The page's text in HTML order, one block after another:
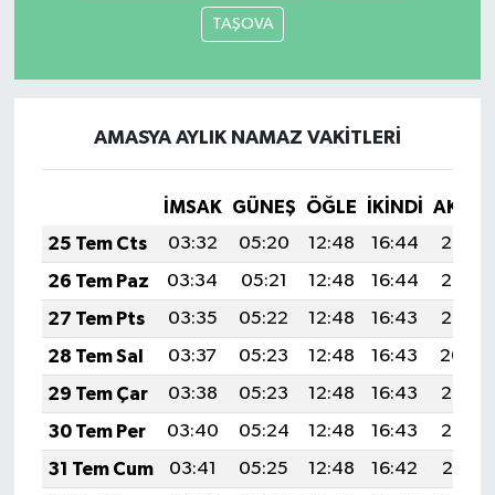
TAŞOVA
AMASYA AYLIK NAMAZ VAKITLERI
İMSAK GÜNEŞ ÖĞLE İKINDI
25 Tem Cts
03:32 05:20 12:48 16:44
20:07
26 Tem Paz
03:34 05:21 12:48 16:44
20:06
27 Tem Pts
03:35 05:22 12:48 16:43
20:05
28 Tem Sal
03:37 05:23 12:48 16:43
20:04
29 Tem Çar
03:38 05:23 12:48 16:43
20:03
30 Tem Per
03:40 05:24 12:48 16:43
20:02
31 Tem Cum
03:41 05:25 12:48 16:42
20:01